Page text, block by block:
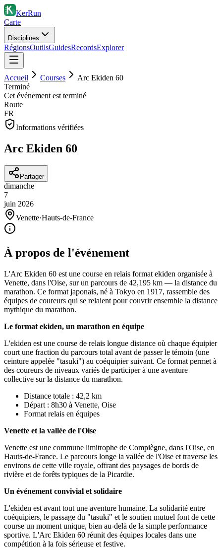
KerRun
Carte
Disciplines
RégionsOutilsGuidesRecordsExplorer
Accueil Courses
Arc Ekiden 60
Terminé
Cet événement est terminé
Route
FR
Informations vérifiées
Arc Ekiden 60
Partager
dimanche
7
juin 2026
Venette·Hauts-de-France
À propos de l'événement
L'Arc Ekiden 60 est une course en relais format ekiden organisée à
Venette, dans l'Oise, sur un parcours de 42,195 km — la distance du
marathon. Ce format japonais, né à Tokyo en 1917, rassemble des
équipes de coureurs qui se relaient pour couvrir ensemble la distance
mythique du marathon.
Le format ekiden, un marathon en équipe
L'ekiden est une course de relais longue distance où chaque équipier
court une fraction du parcours total avant de passer le témoin (une
ceinture appelée "tasuki") au coéquipier suivant. Ce format permet à
des coureurs de niveaux variés de participer à une aventure
collective sur la distance du marathon.
Distance totale : 42,2 km
Départ : 8h30 à Venette, Oise
Format relais en équipes
Venette et la vallée de l'Oise
Venette est une commune limitrophe de Compiègne, dans l'Oise, en
Hauts-de-France. Le parcours longe la vallée de l'Oise et traverse les
environs de cette ville royale, offrant des paysages de bords de
rivière et de forêts typiques de la Picardie.
Un événement convivial et solidaire
L'ekiden est avant tout une aventure humaine. La solidarité entre
coéquipiers, le passage du "tasuki" et le soutien mutuel font de cette
course un moment unique, bien au-delà de la simple performance
sportive. L'Arc Ekiden 60 réunit des équipes locales dans une
compétition à la fois sérieuse et festive.